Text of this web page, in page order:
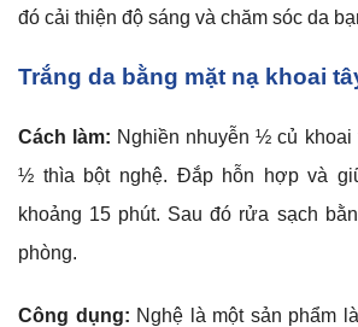
đó cải thiện độ sáng và chăm sóc da
Trắng da bằng mặt nạ khoai
Cách làm: Nghiền nhuyễn ½ củ khoai
½ thìa bột nghệ. Đắp hỗn hợp và
khoảng 15 phút. Sau đó rửa sạch
phòng.
Công dụng: Nghệ là một sản phẩm